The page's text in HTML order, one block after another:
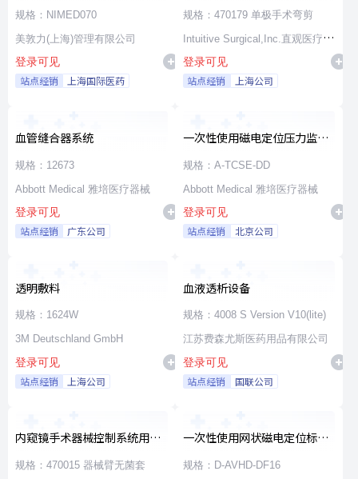
规格：NIMED070
美敦力(上海)管理有限公司
登录可见
站点经销 上海国际医药
器械
规格：470179 单极手术弯剪
Intuitive Surgical,Inc.直观医疗公
司
登录可见
站点经销 上海公司
血管缝合器系统
规格：12673
Abbott Medical 雅培医疗器械
登录可见
站点经销 广东公司
一次性使用磁电定位压力监测
消融导管
规格：A-TCSE-DD
Abbott Medical 雅培医疗器械
登录可见
站点经销 北京公司
透明敷料
规格：1624W
3M Deutschland GmbH
登录可见
站点经销 上海公司
血液透析设备
规格：4008 S Version V10(lite)
江苏费森尤斯医药用品有限公司
登录可见
站点经销 国联公司
内窥镜手术器械控制系统用无
源器械和附件
规格：470015 器械臂无菌套
一次性使用网状磁电定位标测
导管
规格：D-AVHD-DF16